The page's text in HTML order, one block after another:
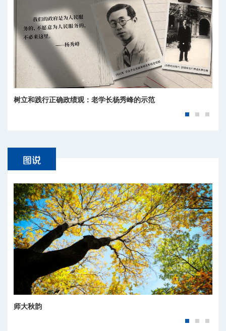
树立和践行正确政绩观：老学长杨秀峰的示范
青春担当·奋进有我丨何以为师？这是北师大人的回答
师大秋韵
师大四季